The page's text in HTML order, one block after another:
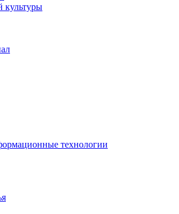
культуры
технологии